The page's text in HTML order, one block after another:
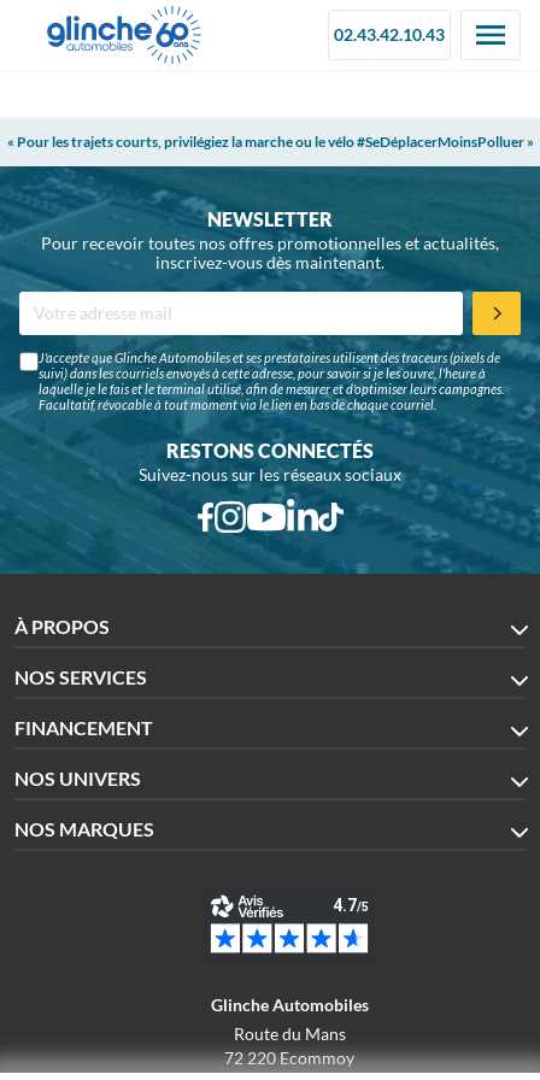
02.43.42.10.43
« Pour les trajets courts, privilégiez la marche ou le vélo #SeDéplacerMoinsPolluer »
NEWSLETTER
Pour recevoir toutes nos offres promotionnelles et actualités,
inscrivez-vous dès maintenant.
J'accepte que Glinche Automobiles et ses prestataires utilisent des traceurs (pixels de
suivi) dans les courriels envoyés à cette adresse, pour savoir si je les ouvre, l'heure à
laquelle je le fais et le terminal utilisé, afin de mesurer et d'optimiser leurs campagnes.
Facultatif, révocable à tout moment via le lien en bas de chaque courriel.
RESTONS CONNECTÉS
Suivez-nous sur les réseaux sociaux
À PROPOS
NOS SERVICES
FINANCEMENT
NOS UNIVERS
NOS MARQUES
Glinche Automobiles
Route du Mans
72 220 Ecommoy